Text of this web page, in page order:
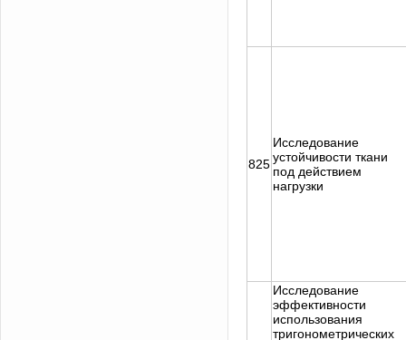
825
Исследование
устойчивости ткани
под действием
нагрузки
Исследование
эффективности
использования
тригонометрических